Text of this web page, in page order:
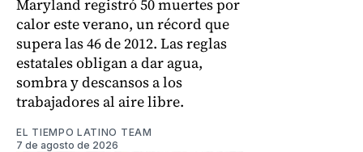
Maryland registró 50 muertes por
calor este verano, un récord que
supera las 46 de 2012. Las reglas
estatales obligan a dar agua,
sombra y descansos a los
trabajadores al aire libre.
EL TIEMPO LATINO TEAM
7 de agosto de 2026